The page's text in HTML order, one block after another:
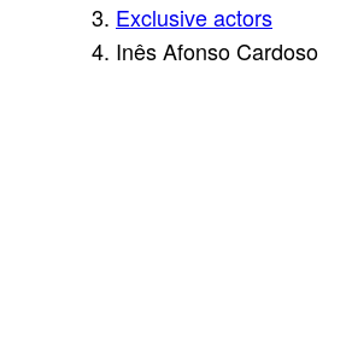
Exclusive actors
Inês Afonso Cardoso